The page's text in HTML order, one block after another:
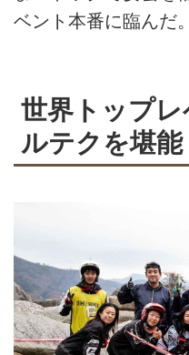
ベント本番に臨んだ。
世界トップ
ルテクを堪能